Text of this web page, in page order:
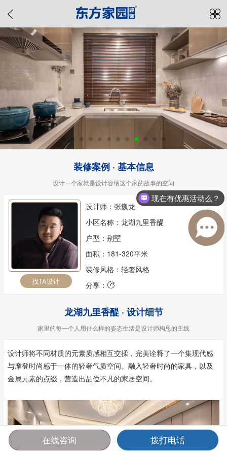
装修案例 · 基本信息
设计一个家就是设计容纳这个家的故事的空间
找TA设计
设计师：张巍龙
小区名称：龙湖九里香醍
户型：别墅
面积：181-320平米
装修风格：轻奢风格
分享： 
龙湖九里香醍 · 设计细节
家里的每一个人用什么样的姿态生活是设计师构思的主线
设计师将不同材质的元素质感相互交揉，完美诠释了一个集现代感
与摩登时尚感于一体的轻奢气质空间。融入轻奢时尚的家具，以及
金属元素的点缀，营造出品位不凡的家居空间。
首页 报价 电话 咨询
现在有优惠活动么？
在线咨询 拨打电话